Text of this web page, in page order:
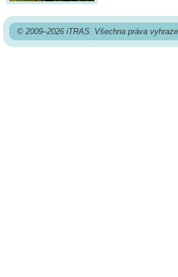
© 2009–2026 iTRAS. Všechna práva